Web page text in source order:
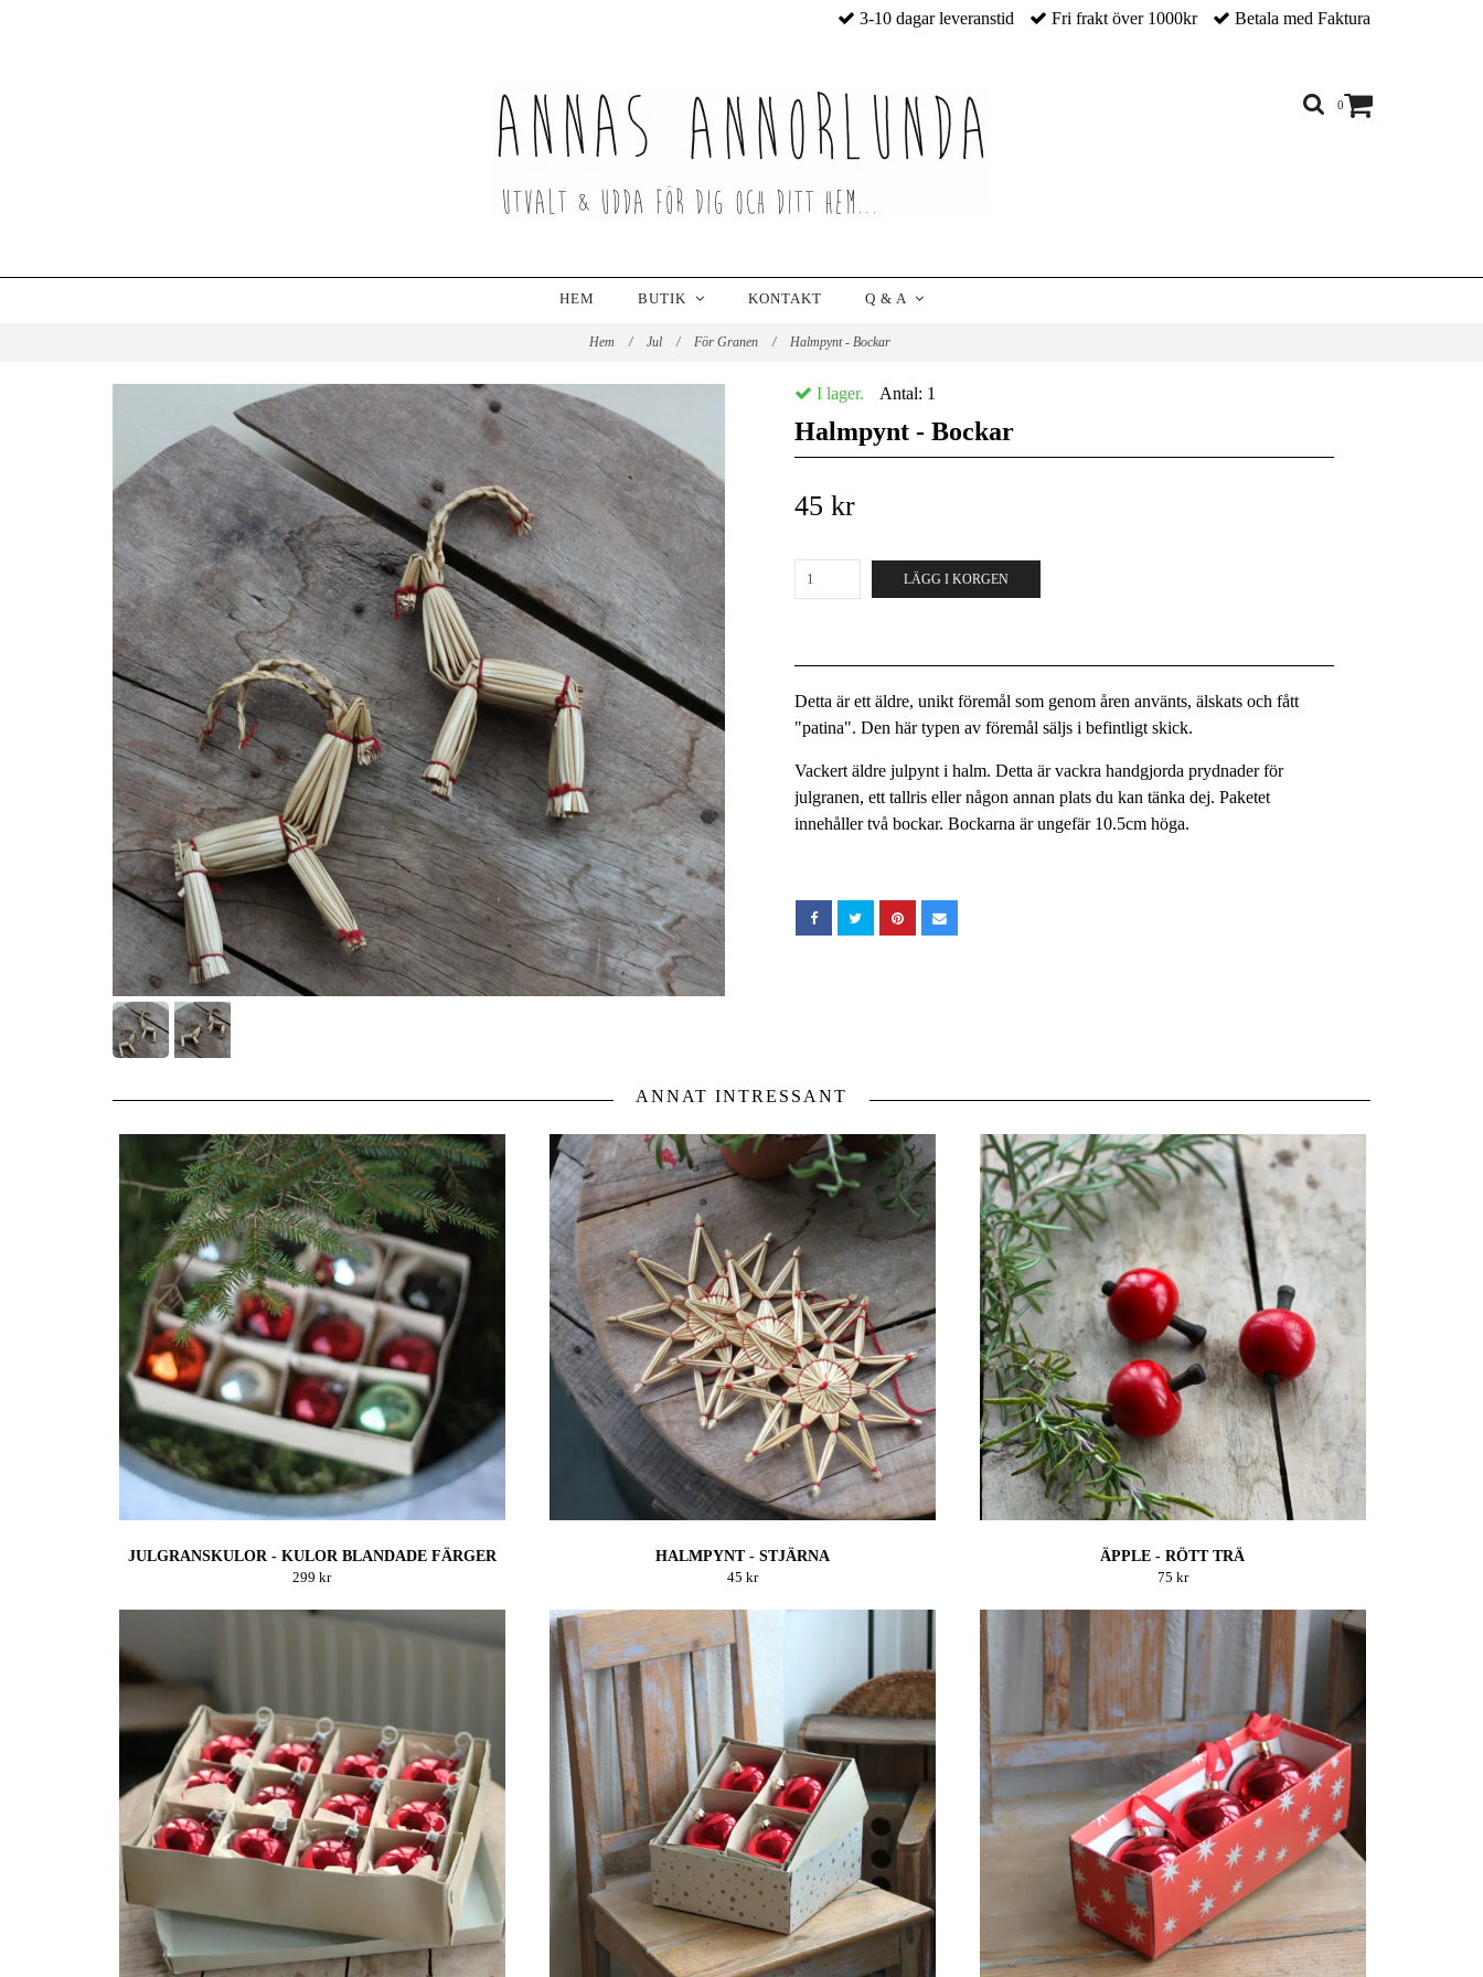
3-10 dagar leveranstid Fri frakt över 1000kr Betala med Faktura
0
HEM BUTIK KONTAKT Q & A
Hem / Jul / För Granen / Halmpynt - Bockar
I lager. Antal: 1
Halmpynt - Bockar
45 kr
LÄGG I KORGEN
Detta är ett äldre, unikt föremål som genom åren använts, älskats och fått
"patina". Den här typen av föremål säljs i befintligt skick.
Vackert äldre julpynt i halm. Detta är vackra handgjorda prydnader för
julgranen, ett tallris eller någon annan plats du kan tänka dej. Paketet
innehåller två bockar. Bockarna är ungefär 10.5cm höga.
ANNAT INTRESSANT
JULGRANSKULOR - KULOR BLANDADE FÄRGER
299 kr
HALMPYNT - STJÄRNA
45 kr
ÄPPLE - RÖTT TRÄ
75 kr